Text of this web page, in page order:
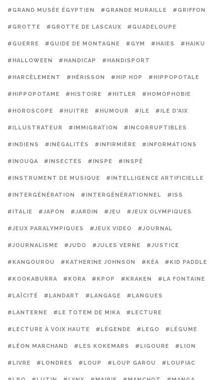
#GRAND MUSÉE ÉGYPTIEN #GRANDE MURAILLE #GRIFFON
#GROTTE #GROTTE DE LASCAUX #GUADELOUPE
#GUERRE #GUIDE DE MONTAGNE #GYM #HAIES #HAIKU
#HALLOWEEN #HANDICAP #HANDISPORT
#HARCÈLEMENT #HÉRISSON #HIP HOP #HIPPOPOTALE
#HIPPOPOTAME #HISTOIRE #HITLER #HOMOPHOBIE
#HOROSCOPE #HUITRE #HUMOUR #ILE #ILE D'AIX
#ILLUSTRATEUR #IMMIGRATION #INCORRUPTIBLES
#INDIENS #INÉGALITÉS #INFIRMIÈRE #INFORMATIONS
#INOUQA #INSECTES #INSPE #INSPÉ
#INSTRUMENT DE MUSIQUE #INTELLIGENCE ARTIFICIELLE
#INTERGÉNÉRATION #INTERGÉNÉRATIONNEL #ISS
#ITALIE #JAPON #JARDIN #JEU #JEUX OLYMPIQUES
#JEUX PARALYMPIQUES #JEUX VIDEO #JOURNAL
#JOURNALISME #JUDO #JULES VERNE #JUSTICE
#KANGOUROU #KATHERINE JOHNSON #KÉA #KID PADDLE
#KOOKABURRA #KORA #KPOP #KRAKEN #LA FONTAINE
#LAÏCITÉ #LANDART #LANGAGE #LANGUES
#LANTERNE #LE TOTEM DE MIKA #LECTURE
#LECTURE À VOIX HAUTE #LÉGENDE #LEGO #LÉGUME
#LÉON MARCHAND #LES KOKEMARS #LIGOURE #LION
#LIVRE #LONDRES #LOUP #LOUP GAROU #LOUPIAC